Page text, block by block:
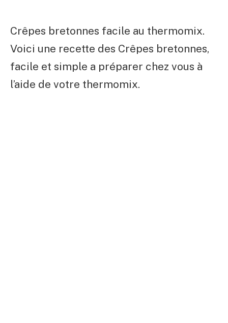
Crêpes bretonnes facile au thermomix.
Voici une recette des Crêpes bretonnes,
facile et simple a préparer chez vous à
l’aide de votre thermomix.